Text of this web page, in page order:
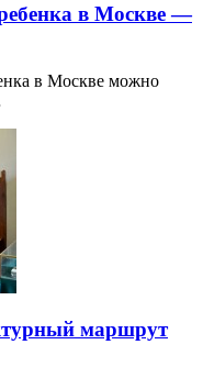
в Москве —
в Москве можно
маршрут